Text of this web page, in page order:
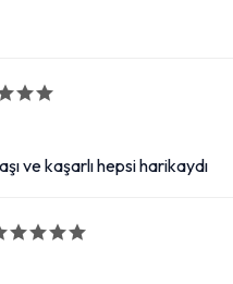
ve kaşarlı hepsi harikaydı